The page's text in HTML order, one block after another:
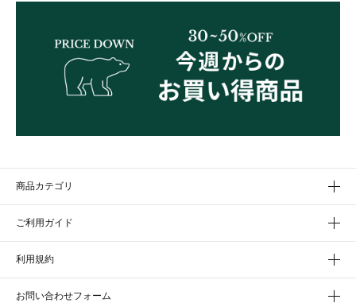
商品カテゴリ
ご利用ガイド
利用規約
お問い合わせフォーム